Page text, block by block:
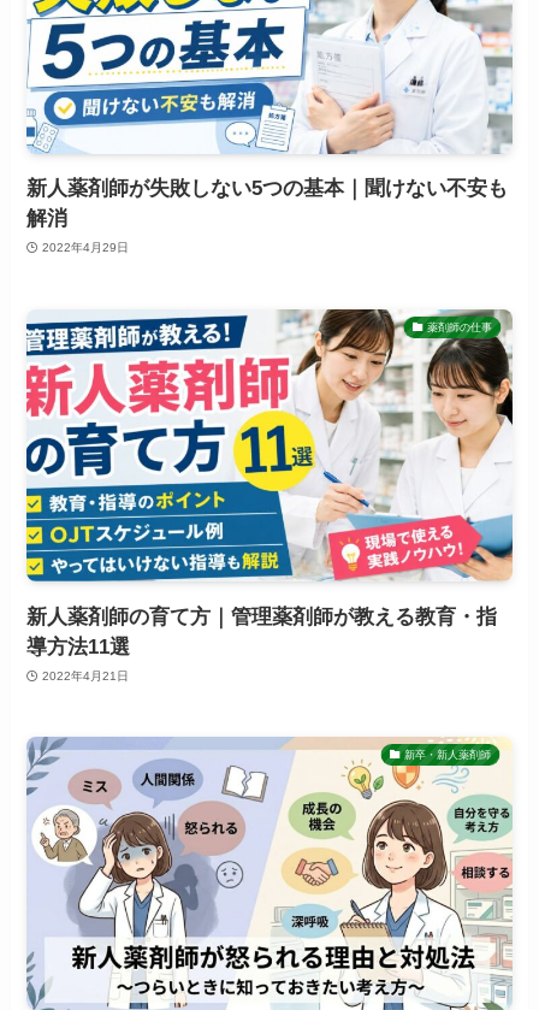
新人薬剤師が失敗しない5つの基本｜聞けない不安も
解消
2022年4月29日
薬剤師の仕事
新人薬剤師の育て方｜管理薬剤師が教える教育・指
導方法11選
2022年4月21日
新卒・新人薬剤師